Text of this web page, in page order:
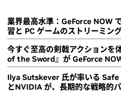
業界最高水準：GeForce NOW
習と PC ゲームのストリーミン
今すぐ至高の剣戟アクション
of the Sword』が GeForce
Ilya Sutskever 氏が率いる
とNVIDIA が、長期的な戦略的